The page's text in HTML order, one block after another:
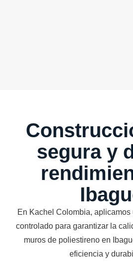
segura y
En Kachel Colombia,
controlado para garantizar la
muros de poliestireno en
eficiencia y